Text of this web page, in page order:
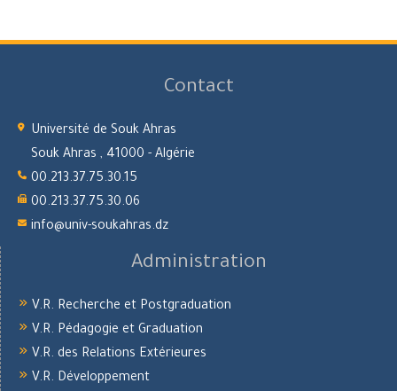
Contact
Université de Souk Ahras
Souk Ahras , 41000 - Algérie
00.213.37.75.30.15
00.213.37.75.30.06
info@univ-soukahras.dz
Administration
V.R. Recherche et Postgraduation
V.R. Pédagogie et Graduation
V.R. des Relations Extérieures
V.R. Développement